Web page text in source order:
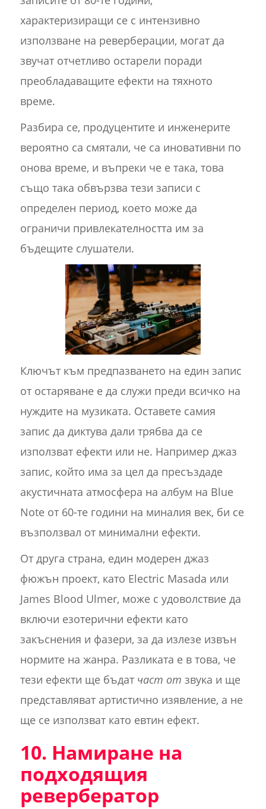
характеризиращи се с интензивно
използване на реверберации, могат да
звучат отчетливо остарели поради
преобладаващите ефекти на тяхното
време.
Разбира се, продуцентите и инженерите
вероятно са смятали, че са иновативни по
онова време, и въпреки че е така, това
също така обвързва тези записи с
определен период, което може да
ограничи привлекателността им за
бъдещите слушатели.
Ключът към предпазването на един запис
от остаряване е да служи преди всичко на
нуждите на музиката. Оставете самия
запис да диктува дали трябва да се
използват ефекти или не. Например джаз
запис, който има за цел да пресъздаде
акустичната атмосфера на албум на Blue
Note от 60-те години на миналия век, би се
възползвал от минимални ефекти.
От друга страна, един модерен джаз
фюжън проект, като Electric Masada или
James Blood Ulmer, може с удоволствие да
включи езотерични ефекти като
закъснения и фазери, за да излезе извън
нормите на жанра. Разликата е в това, че
тези ефекти ще бъдат част от звука и ще
представляват артистично изявление, а не
ще се използват като евтин ефект.
10. Намиране на
подходящия
ревербератор